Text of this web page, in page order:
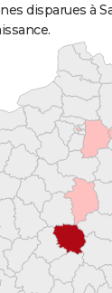
disparues à